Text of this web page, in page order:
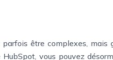
être complexes, mais
vous pouvez